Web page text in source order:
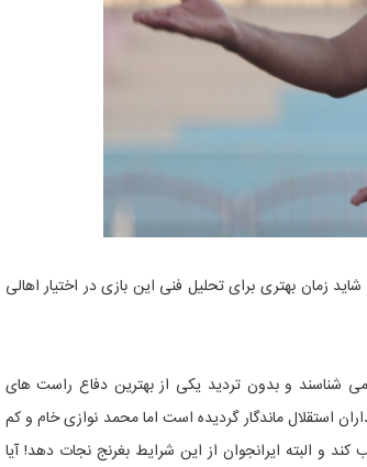
زمان بهتری برای تحلیل فنی این بازی در اختیار اهالی
می شناسند و بدون تردید یکی از بهترین دفاع راست های
استقلال ماندگار گردیده است اما محمد نوازی خام و کم
و البته ایرانجوان از این شرایط بغرنج نجات دهد! آیا